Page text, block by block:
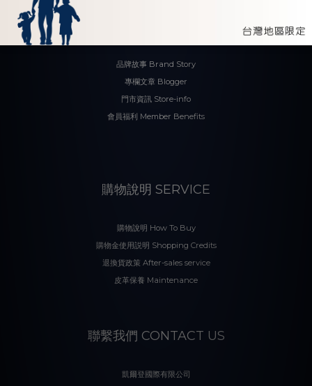
品牌故事 Brand Story
專欄文章 Blogger
門市資訊 Store-info
會員福利 Member Benefits
購物說明 SERVICE
購物說明 How To Buy
購物金使用説明 Shopping Credits
退換貨政策 After-sales service
皮革保養 Maintenance
聯繫我們 CONTACT US
凱爾登國際有限公司